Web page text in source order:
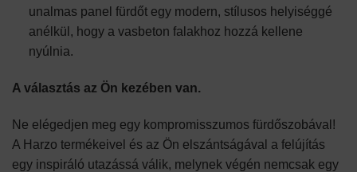
unalmas panel fürdőt egy modern, stílusos helyiséggé
anélkül, hogy a vasbeton falakhoz hozzá kellene
nyúlnia.
A választás az Ön kezében van.
Ne elégedjen meg egy kompromisszumos fürdőszobával!
A Harzo termékeivel és az Ön elszántságával a felújítás
egy inspiráló utazássá válik, melynek végén nemcsak egy